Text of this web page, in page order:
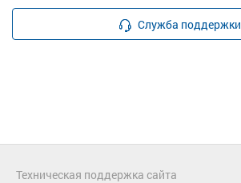
Служба поддержки
Техническая поддержка сайта